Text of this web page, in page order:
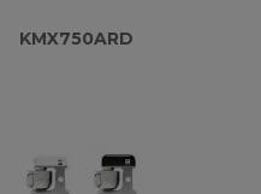
KMX750ARD